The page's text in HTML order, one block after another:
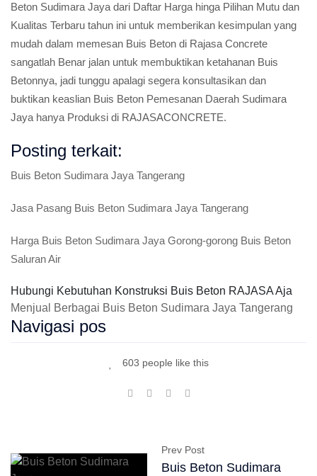
Beton Sudimara Jaya dari Daftar Harga hinga Pilihan Mutu dan
Kualitas Terbaru tahun ini untuk memberikan kesimpulan yang
mudah dalam memesan Buis Beton di Rajasa Concrete
sangatlah Benar jalan untuk membuktikan ketahanan Buis
Betonnya, jadi tunggu apalagi segera konsultasikan dan
buktikan keaslian Buis Beton Pemesanan Daerah Sudimara
Jaya hanya Produksi di RAJASACONCRETE.
Posting terkait:
Buis Beton Sudimara Jaya Tangerang
Jasa Pasang Buis Beton Sudimara Jaya Tangerang
Harga Buis Beton Sudimara Jaya Gorong-gorong Buis Beton
Saluran Air
Hubungi Kebutuhan Konstruksi Buis Beton RAJASA Aja
Menjual Berbagai Buis Beton Sudimara Jaya Tangerang
Navigasi pos
603 people like this
Prev Post
Buis Beton Sudimara